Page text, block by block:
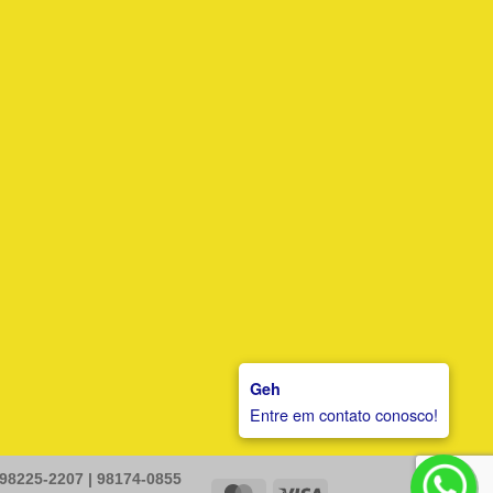
Geh
Entre em contato conosco!
2207 | 98174-0855